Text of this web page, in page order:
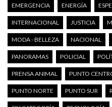
EMERGENCIA ENERGÍA
INTERNACIONAL JUSTICIA
MODA - BELLEZA NACIONAL
PANORAMAS POLICIAL
PRENSA ANIMAL PUNTO
PUNTO NORTE PUNTO SUR